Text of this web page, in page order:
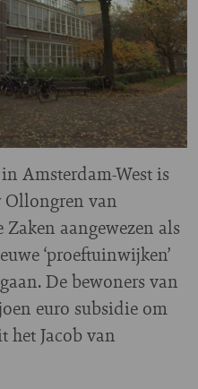
Amsterdam-West is
van
aangewezen als
‘proeftuinwijken’
De bewoners van
euro subsidie om
het Jacob van